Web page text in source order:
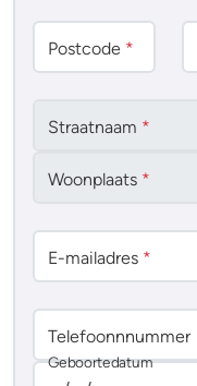
Postcode *
Straatnaam *
Woonplaats *
E-mailadres *
Telefoonnnummer
Geboortedatum